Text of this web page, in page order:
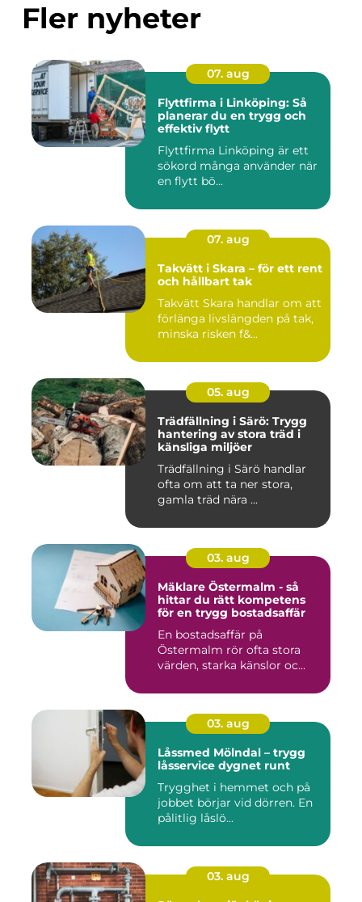
Fler nyheter
07. aug
Flyttfirma i Linköping: Så
planerar du en trygg och
effektiv flytt
Flyttfirma Linköping är ett
sökord många använder när
en flytt bö...
07. aug
Takvätt i Skara – för ett rent
och hållbart tak
Takvätt Skara handlar om att
förlänga livslängden på tak,
minska risken f&...
05. aug
Trädfällning i Särö: Trygg
hantering av stora träd i
känsliga miljöer
Trädfällning i Särö handlar
ofta om att ta ner stora,
gamla träd nära ...
03. aug
Mäklare Östermalm - så
hittar du rätt kompetens
för en trygg bostadsaffär
En bostadsaffär på
Östermalm rör ofta stora
värden, starka känslor oc...
03. aug
Låssmed Mölndal – trygg
låsservice dygnet runt
Trygghet i hemmet och på
jobbet börjar vid dörren. En
pålitlig låslö...
03. aug